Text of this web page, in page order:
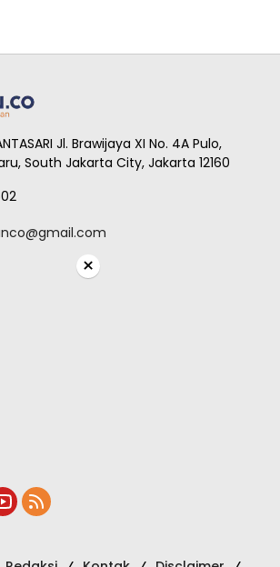
Jl. Brawijaya XI No. 4A Pulo,
South Jakarta City, Jakarta 12160
×